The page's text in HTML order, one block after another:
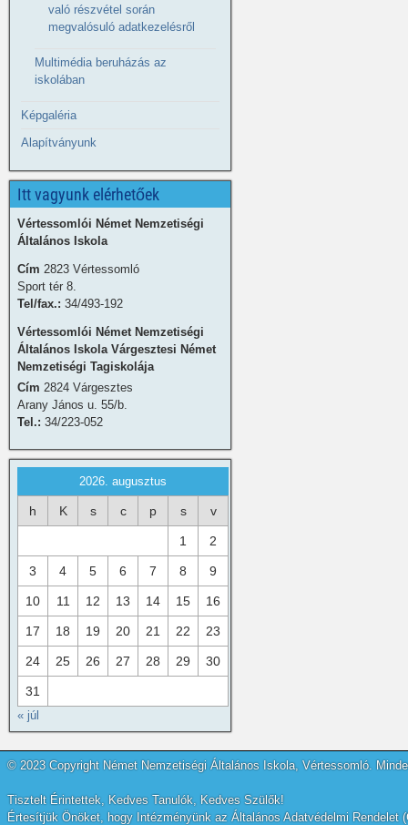
való részvétel során
megvalósuló adatkezelésről
Multimédia beruházás az
iskolában
Képgaléria
Alapítványunk
Itt vagyunk elérhetőek
Vértessomlói Német Nemzetiségi
Általános Iskola
Cím 2823 Vértessomló
Sport tér 8.
Tel/fax.: 34/493-192
Vértessomlói Német Nemzetiségi
Általános Iskola Várgesztesi Német
Nemzetiségi Tagiskolája
Cím 2824 Várgesztes
Arany János u. 55/b.
Tel.: 34/223-052
2026. augusztus
h K s c p s v
1 2
3 4 5 6 7 8 9
10 11 12 13 14 15 16
17 18 19 20 21 22 23
24 25 26 27 28 29 30
31
« júl
© 2023 Copyright Német Nemzetiségi Általános Iskola, Vértessomló.
Tisztelt Érintettek, Kedves Tanulók, Kedves Szülők!
Értesítjük Önöket, hogy Intézményünk az Általános Adatvédelmi